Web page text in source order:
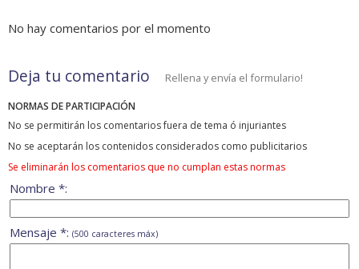
No hay comentarios por el momento
Deja tu comentario Rellena y envía el formulario!
NORMAS DE PARTICIPACIÓN
No se permitirán los comentarios fuera de tema ó injuriantes
No se aceptarán los contenidos considerados como publicitarios
Se eliminarán los comentarios que no cumplan estas normas
Nombre *:
Mensaje *: (500 caracteres máx)